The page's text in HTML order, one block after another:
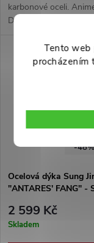
Tento web
procházením
karbonové oceli.
Demon Slayer.
určený především k
účelům, nebo jako
-48%
Ocelová dýka Sung
"ANTARES' FANG" -
2 599 Kč
Skladem